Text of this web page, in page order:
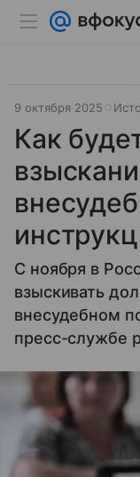
9 октября 2025
Как
С ноября в
взыскивать
внесудебном
пресс-службе